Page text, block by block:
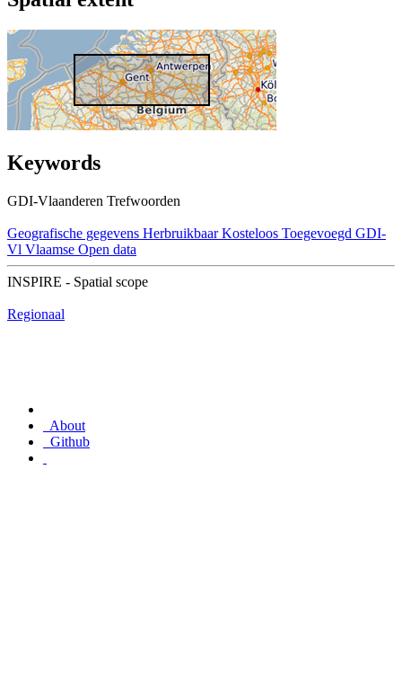
Keywords
GDI-Vlaanderen Trefwoorden
Geografische gegevens Herbruikbaar Kosteloos Toegevoegd GDI-
Vl Vlaamse Open data
INSPIRE - Spatial scope
Regionaal
About
Github